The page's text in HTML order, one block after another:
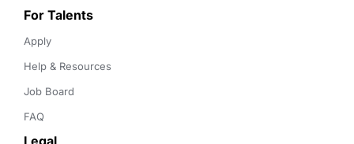
For Talents
Apply
Help & Resources
Job Board
FAQ
Legal